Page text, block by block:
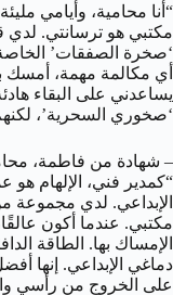
“أنا محامية، وأيامي
مكتبي هو ترسانتي. لدي
‘صخرة الصفقات’
أي مكالمة مهمة، أمسك
يساعدني على البقاء
‘صخوري السحرية’،
– شهادة من فاطمة،
“كمدير فني، الإلهام
الإبداعي. لدي مجموعة
مكتبي. عندما أكون
الإمساك بها. الطاقة
دماغي الإبداعي. إنها
على الخروج من رأسي